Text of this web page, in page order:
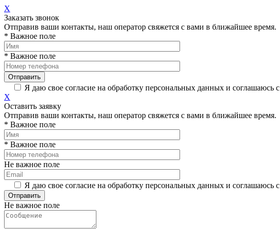
X
Заказать звонок
Отправив ваши контакты, наш оператор свяжется с вами в ближайшее время.
* Важное поле
* Важное поле
Я даю свое согласие на обработку персональных данных и соглашаюсь с
X
Оставить заявку
Отправив ваши контакты, наш оператор свяжется с вами в ближайшее время.
* Важное поле
* Важное поле
Не важное поле
Я даю свое согласие на обработку персональных данных и соглашаюсь с
Не важное поле